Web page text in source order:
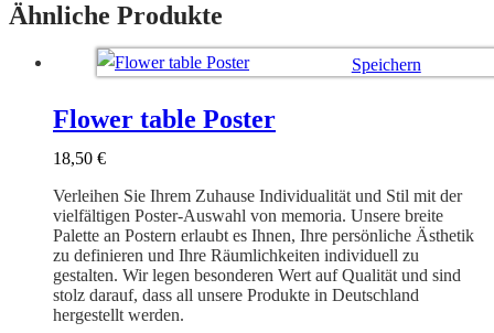
Ähnliche Produkte
Speichern
Flower table Poster
18,50 €
Verleihen Sie Ihrem Zuhause Individualität und Stil mit der
vielfältigen Poster-Auswahl von memoria. Unsere breite
Palette an Postern erlaubt es Ihnen, Ihre persönliche Ästhetik
zu definieren und Ihre Räumlichkeiten individuell zu
gestalten. Wir legen besonderen Wert auf Qualität und sind
stolz darauf, dass all unsere Produkte in Deutschland
hergestellt werden.